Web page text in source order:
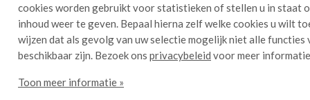
cookies worden gebruikt voor statistieken of stellen u in staat
inhoud weer te geven. Bepaal hierna zelf welke cookies u wilt
wijzen dat als gevolg van uw selectie mogelijk niet alle functies
beschikbaar zijn. Bezoek ons privacybeleid voor meer
Toon meer informatie »